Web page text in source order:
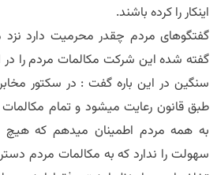
اینکار را کرده باشند.
گفتگوهای مردم چقدر محرمیت دارد نزد
گفته شده این شرکت مکالمات مردم را در
سنگین در این باره گفت : در سکتور
طبق قانون رعایت میشود و تمام
به همه مردم اطمینان میدهم که هیچ
سهولت را ندارد که به مکالمات مردم